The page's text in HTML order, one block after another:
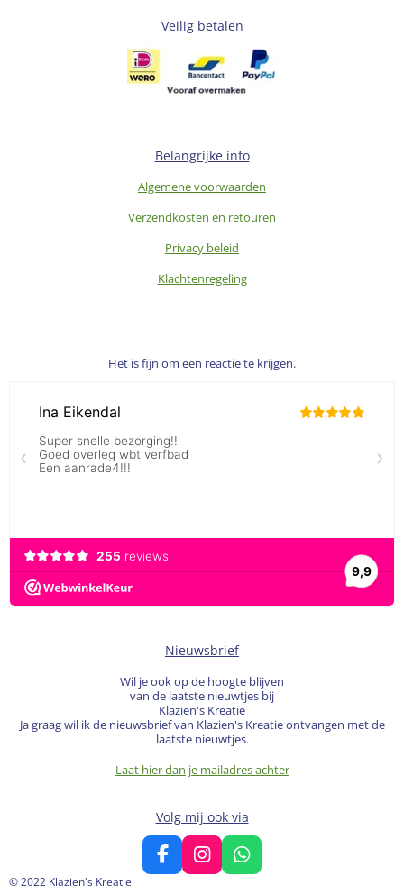
Veilig betalen
Belangrijke info
Algemene voorwaarden
Verzendkosten en retouren
Privacy beleid
Klachtenregeling
Het is fijn om een reactie te krijgen.
Nieuwsbrief
Wil je ook op de hoogte blijven
van de laatste nieuwtjes bij
Klazien's Kreatie
Ja graag wil ik de nieuwsbrief van Klazien's Kreatie ontvangen met de
laatste nieuwtjes.
Laat hier dan je mailadres achter
Volg mij ook via
F
a
I
n
W
h
© 2022 Klazien's Kreatie